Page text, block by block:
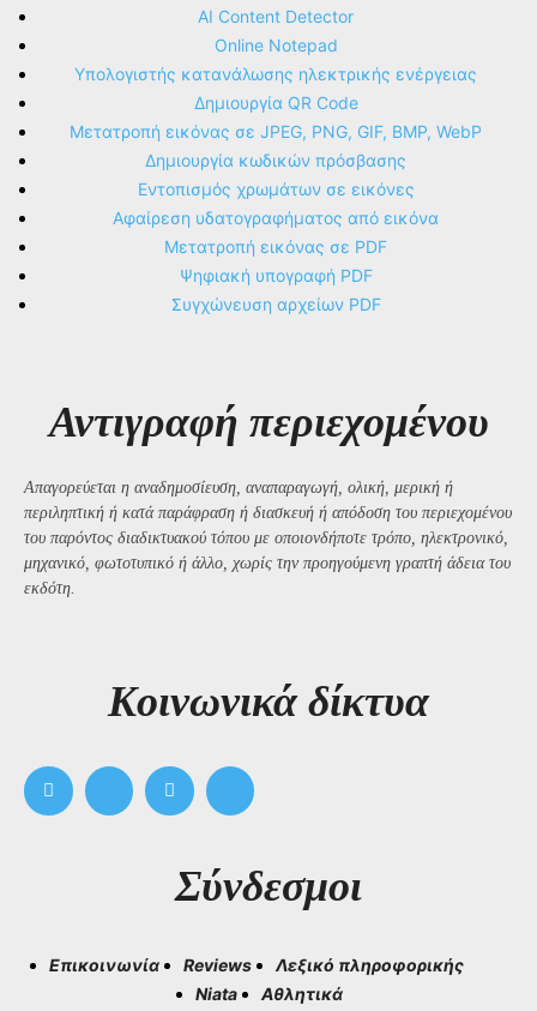
AI Content Detector
Online Notepad
Υπολογιστής κατανάλωσης ηλεκτρικής ενέργειας
Δημιουργία QR Code
Μετατροπή εικόνας σε JPEG, PNG, GIF, BMP, WebP
Δημιουργία κωδικών πρόσβασης
Εντοπισμός χρωμάτων σε εικόνες
Αφαίρεση υδατογραφήματος από εικόνα
Μετατροπή εικόνας σε PDF
Ψηφιακή υπογραφή PDF
Συγχώνευση αρχείων PDF
Αντιγραφή περιεχομένου
Απαγορεύεται η αναδημοσίευση, αναπαραγωγή, ολική, μερική ή
περιληπτική ή κατά παράφραση ή διασκευή ή απόδοση του περιεχομένου
του παρόντος διαδικτυακού τόπου με οποιονδήποτε τρόπο, ηλεκτρονικό,
μηχανικό, φωτοτυπικό ή άλλο, χωρίς την προηγούμενη γραπτή άδεια του
εκδότη.
Kοινωνικά δίκτυα
Σύνδεσμοι
Επικοινωνία Reviews
Λεξικό πληροφορικής
Niata
Αθλητικά